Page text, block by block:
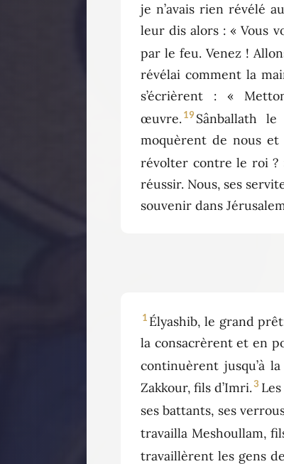
je n’avais rien révélé
leur dis alors : « Vous
par le feu. Venez !
révélai comment la
s’écrièrent : «
œuvre. 19 Sânballath
moquèrent de nous et
révolter contre le roi ?
réussir. Nous, ses
souvenir dans
1 Élyashib, le grand
la consacrèrent et en
continuèrent jusqu’à
Zakkour, fils d’Imri.3
ses battants, ses
travailla Meshoullam,
travaillèrent les gens